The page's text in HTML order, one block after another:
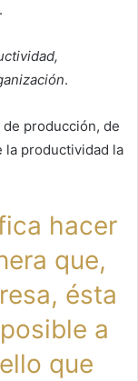
.
producción, de
la productividad la
hacer
que,
ésta
a
que